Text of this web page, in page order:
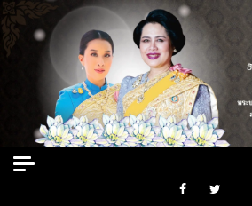
Skip
to
Facebook
Twitter